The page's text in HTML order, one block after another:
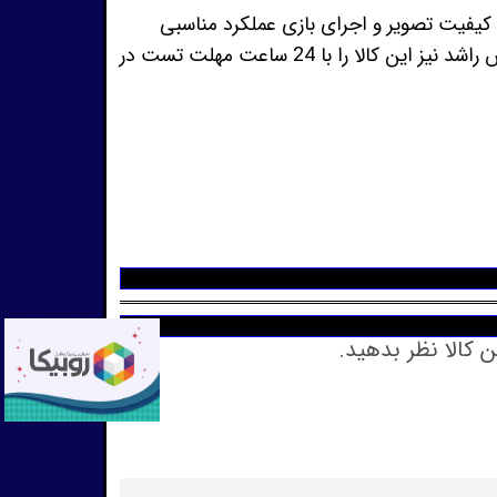
آن میباشدواز لحاظ کیفیت تصویر و اجرای بازی عملکرد مناسبی
دارد،شما میتوانید با سفارش این آداپتور با خیال راحت،ساعت ها باکنسول خودتون بازی کنید،ضمنا فروشگاه پی اس راشد نیز این کالا را با 24 ساعت مهلت تست در
کالا نظر بدهید.